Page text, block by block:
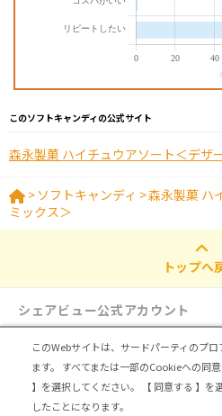
このソフトキャンディの公式サイト
森永製菓 ハイチュウアソート＜デザ
> ソフトキャンディ >森永製菓 ハ
ミックス＞
トップへ
シェアビュー公式アカウント
ログイン・
トップ | シェアビューとは レビュアー向け
運営会社 | 個人情報の取扱いについて
このWebサイトは、サードパーティのプ
ます。
すべてまたは一部のCookieへの同
】を選択してください。
【 同意する 】
したことになります。